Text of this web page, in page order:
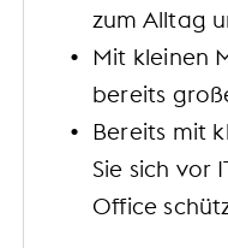
zum Alltag
Mit kleinen
bereits
Bereits mit
Sie sich vor
Office